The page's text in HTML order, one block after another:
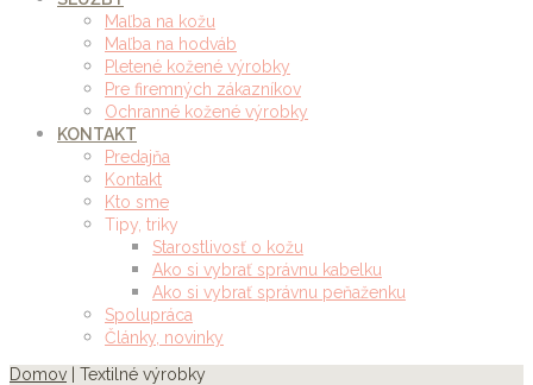
Maľba na kožu
Maľba na hodváb
Pletené kožené výrobky
Pre firemných zákazníkov
Ochranné kožené výrobky
KONTAKT
Predajňa
Kontakt
Kto sme
Tipy, triky
Starostlivosť o kožu
Ako si vybrať správnu kabelku
Ako si vybrať správnu peňaženku
Spolupráca
Články, novinky
Domov | Textilné výrobky